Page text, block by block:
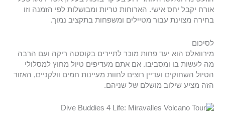
אורח יקבל יחס אישי. הארוחות טריות ומבושלות לפי הזמנה וזו
בחירה מצוינת עבור מטיילים ומשפחות בתקציב נמוך.
לסיכום
מירוואלס הוא יעד פחות מוכר לתיירים בקוסטה ריקה ועם הרבה
מה לעשות בו ומסביבו. אם אתם מעדיפים טיול מחוץ למסלולי
הטיול השחוקים ועדיין רוצים לחוות מעיינות חמים וולקניים, האזור
הזה מציע שילוב מושלם של שניהם.